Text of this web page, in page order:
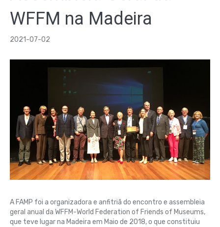
WFFM na Madeira
2021-07-02
A FAMP foi a organizadora e anfitriã do encontro e assembleia
geral anual da WFFM-World Federation of Friends of Museums,
que teve lugar na Madeira em Maio de 2018, o que constituiu